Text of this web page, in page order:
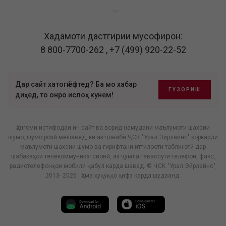
Хадамоти дастгирии мусофирон:
8 800-7700-262 ,+7 (499) 920-22-52
Дар сайт хатогӣ ёфтед? Ба мо хабар
диҳед, то онро ислоҳ кунем!
ГУЗОРИШ
Ҳангоми истифодаи ин сайт ва ворид намудани маълумоти шахсии
шумо, шумо розӣ мешавед, ки аз ҷониби ҶСК "Урал Эйрлайнс" коркарди
маълумоти шахсии шумо ва гирифтани иттилооти таблиғотӣ дар
шабакаҳои телекоммуникатсионӣ, аз ҷумла тавассути телефон, факс,
радиотелефонҳои мобилӣ қабул карда шавад. © ҶСК "Урал Эйрлайнс",
2013- 2026 . Ҳама ҳуқуқҳо ҳифз карда шудаанд.